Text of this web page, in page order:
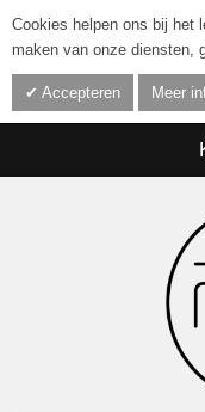
Cookies helpen ons bij het
maken van onze diensten,
Accepteren Meer